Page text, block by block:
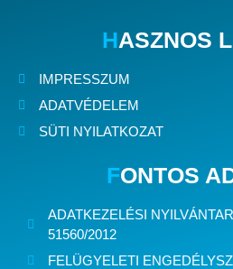
HASZNOS
IMPRESSZUM
ADATVÉDELEM
SÜTI NYILATKOZAT
FONTOS
ADATKEZELÉSI
51560/2012
FELÜGYELETI